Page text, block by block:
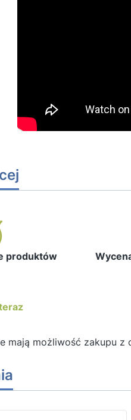
produktów
mają możliwość zakupu z